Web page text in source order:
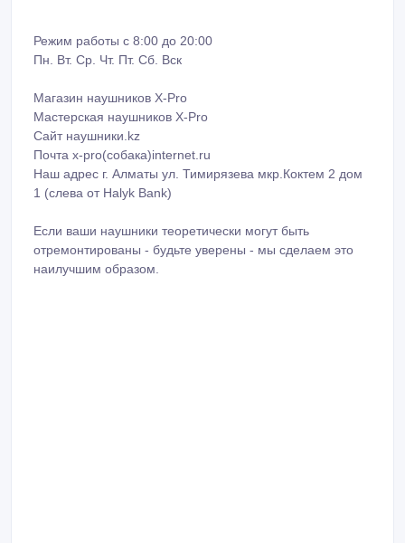
Режим работы с 8:00 до 20:00
Пн. Вт. Ср. Чт. Пт. Сб. Вск
Магазин наушников X-Pro
Мастерская наушников X-Pro
Сайт наушники.kz
Почта x-pro(собака)internet.ru
Наш адрес г. Алматы ул. Тимирязева мкр.Коктем 2 дом
1 (слева от Halyk Bank)
Если ваши наушники теоретически могут быть
отремонтированы - будьте уверены - мы сделаем это
наилучшим образом.